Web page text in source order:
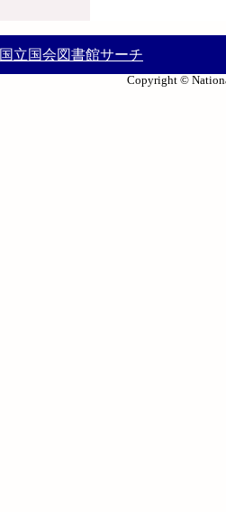
国立国会図書館サーチ
Copyright ©